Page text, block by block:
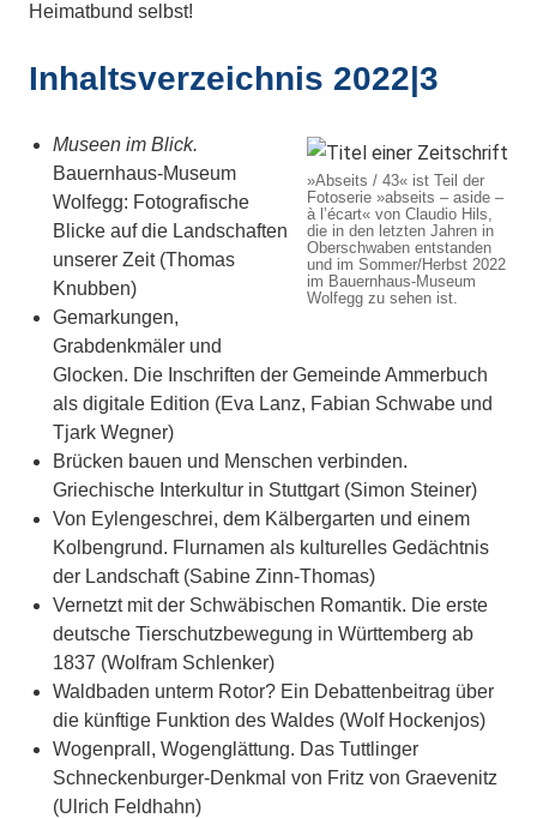
Heimatbund selbst!
Inhaltsverzeichnis 2022|3
»Abseits / 43« ist Teil der
Fotoserie »abseits – aside –
à l’écart« von Claudio Hils,
die in den letzten Jahren in
Oberschwaben entstanden
und im Sommer/Herbst 2022
im Bauernhaus-Museum
Wolfegg zu sehen ist.
Museen im Blick.
Bauernhaus-Museum
Wolfegg: Fotografische
Blicke auf die Landschaften
unserer Zeit (Thomas
Knubben)
Gemarkungen,
Grabdenkmäler und
Glocken. Die Inschriften der Gemeinde Ammerbuch
als digitale Edition (Eva Lanz, Fabian Schwabe und
Tjark Wegner)
Brücken bauen und Menschen verbinden.
Griechische Interkultur in Stuttgart (Simon Steiner)
Von Eylengeschrei, dem Kälbergarten und einem
Kolbengrund. Flurnamen als kulturelles Gedächtnis
der Landschaft (Sabine Zinn-Thomas)
Vernetzt mit der Schwäbischen Romantik. Die erste
deutsche Tierschutzbewegung in Württemberg ab
1837 (Wolfram Schlenker)
Waldbaden unterm Rotor? Ein Debattenbeitrag über
die künftige Funktion des Waldes (Wolf Hockenjos)
Wogenprall, Wogenglättung. Das Tuttlinger
Schneckenburger-Denkmal von Fritz von Graevenitz
(Ulrich Feldhahn)